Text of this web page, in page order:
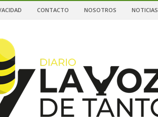
CONTACTO NOSOTROS NOTICIAS